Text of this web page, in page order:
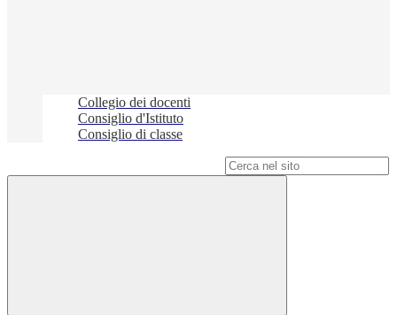
Collegio dei docenti
Consiglio d'Istituto
Consiglio di classe